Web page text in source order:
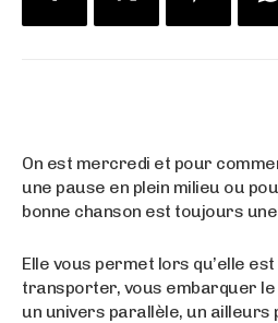
On est mercredi et pour
une pause en plein milieu ou
bonne chanson est toujours
Elle vous permet lors qu’elle
transporter, vous embarquer le
un univers parallèle, un